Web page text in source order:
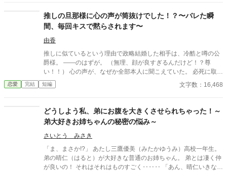
の一途。周囲の冷やかしや、葵を狙う男子生徒のプレッシャーが
高まる中、悠太の**「幼馴染フィルター」**はついに限界を迎え
る。 この溺愛っぷり、いつまで「家族」で通せるのか？ 甘すぎる
日常が、悠太の鈍感な理性を溶かし尽くす――最初からクライマ
ックスの、超高濃度イチャイチャ・ラブコメ、開幕！
推しの旦那様に心の声が筒抜けでした！？〜バレた瞬
間、毎回キスで黙らされます〜
由香
推しに似ているという理由で政略結婚した相手は、冷酷と噂の公
爵様。 ――のはずが。 （無理、顔が良すぎるんだけど！？尊
い！！） 心の声が、なぜか全部本人に聞こえていた。 必死に取り
繕うも時すでに遅し。 暴走する脳内実況を止めるたび、旦那様は
なぜか――キスしてくる。 「黙らせるのにちょうどいい」 いや全
声だだ漏れ令嬢 甘くて騒がしい新婚生活、開幕。
恋愛 完結 短編 文字数：16,468
どうしよう私、弟にお腹を大きくさせられちゃった！～
弟大好きお姉ちゃんの秘密の悩み～
さいとう みさき
「ま、まさか!?」 あたし三鷹優美（みたかゆうみ）高校一年生。
弟の晴仁（はると）が大好きな普通のお姉ちゃん。 弟とは凄く仲
が良いの！ それはそれはものすごく‥‥‥ 「あん、晴仁いきなり